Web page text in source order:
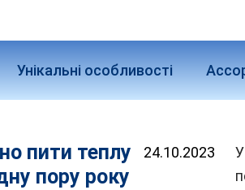
Унікальні особливості
пити теплу
пору року
24.10.2023